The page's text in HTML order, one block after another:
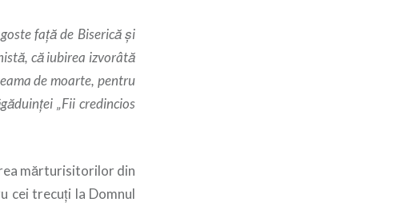
faţă de Biserică şi
că iubirea izvorâtă
de moarte, pentru
„Fii credincios
mărturisitorilor din
cei trecuți la Domnul